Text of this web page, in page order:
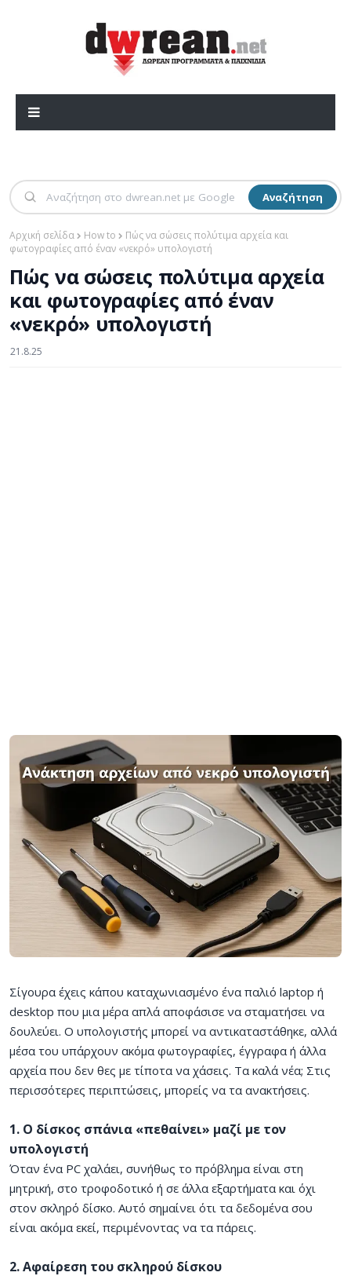
Αναζήτηση
Αρχική σελίδα How to
Πώς να σώσεις πολύτιμα αρχεία και
φωτογραφίες από έναν «νεκρό» υπολογιστή
Πώς να σώσεις πολύτιμα αρχεία
και φωτογραφίες από έναν
«νεκρό» υπολογιστή
21.8.25
Σίγουρα έχεις κάπου καταχωνιασμένο ένα παλιό laptop ή
desktop που μια μέρα απλά αποφάσισε να σταματήσει να
δουλεύει. Ο υπολογιστής μπορεί να αντικαταστάθηκε, αλλά
μέσα του υπάρχουν ακόμα φωτογραφίες, έγγραφα ή άλλα
αρχεία που δεν θες με τίποτα να χάσεις. Τα καλά νέα; Στις
περισσότερες περιπτώσεις, μπορείς να τα ανακτήσεις.
1. Ο δίσκος σπάνια «πεθαίνει» μαζί με τον
υπολογιστή
Όταν ένα PC χαλάει, συνήθως το πρόβλημα είναι στη
μητρική, στο τροφοδοτικό ή σε άλλα εξαρτήματα και όχι
στον σκληρό δίσκο. Αυτό σημαίνει ότι τα δεδομένα σου
είναι ακόμα εκεί, περιμένοντας να τα πάρεις.
2. Αφαίρεση του σκληρού δίσκου